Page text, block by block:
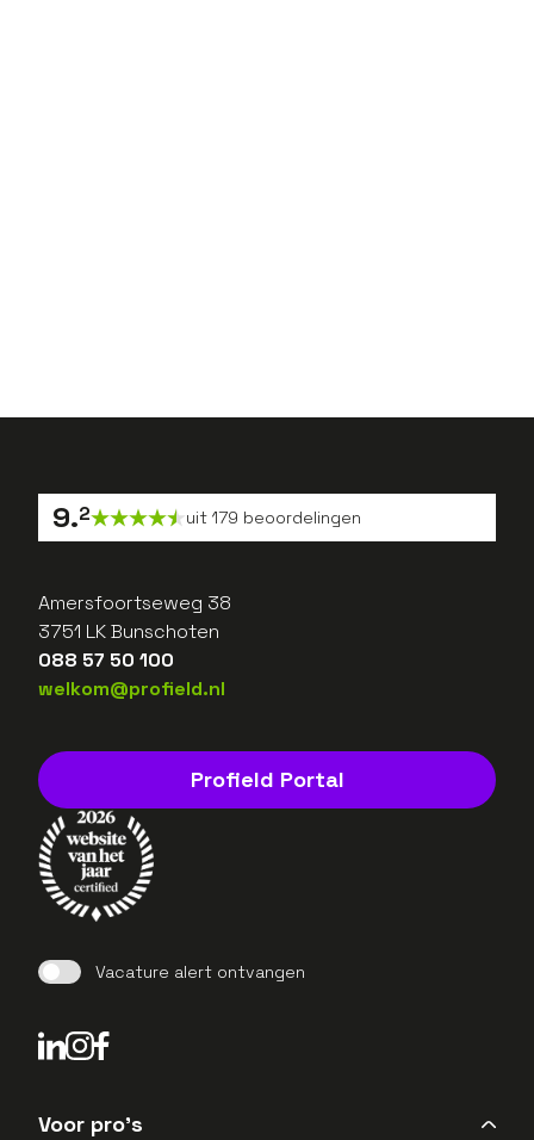
9.2 uit 179 beoordelingen
Amersfoortseweg 38
3751 LK Bunschoten
088 57 50 100
welkom@profield.nl
Profield Portal
Vacature alert ontvangen
Voor pro's